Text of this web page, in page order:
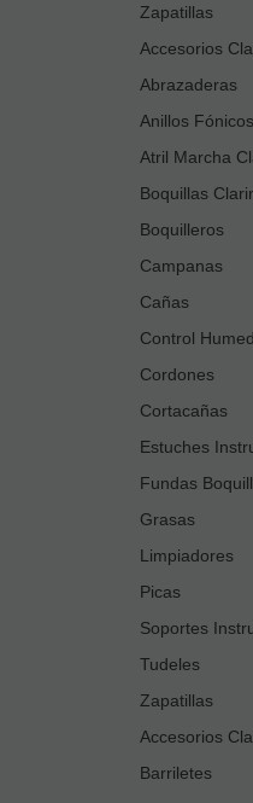
Zapatillas
Accesorios
Abrazaderas
Anillos Fónicos
Atril Marcha
Boquillas
Boquilleros
Campanas
Cañas
Control
Cordones
Cortacañas
Estuches
Fundas
Grasas
Limpiadores
Picas
Soportes
Tudeles
Zapatillas
Accesorios
Barriletes